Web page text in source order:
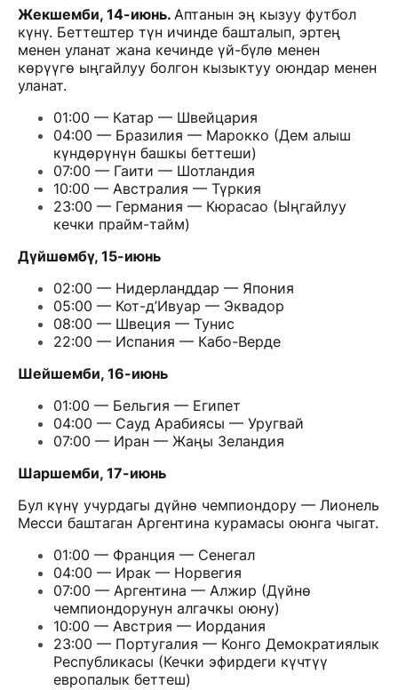
Жекшемби, 14-июнь. Аптанын эң кызуу футбол
күнү. Беттештер түн ичинде башталып, эртең
менен уланат жана кечинде үй-бүлө менен
көрүүгө ыңгайлуу болгон кызыктуу оюндар менен
уланат.
01:00 — Катар — Швейцария
04:00 — Бразилия — Марокко (Дем алыш
күндөрүнүн башкы беттеши)
07:00 — Гаити — Шотландия
10:00 — Австралия — Түркия
23:00 — Германия — Кюрасао (Ыңгайлуу
кечки прайм-тайм)
Дүйшөмбү, 15-июнь
02:00 — Нидерланддар — Япония
05:00 — Кот-д’Ивуар — Эквадор
08:00 — Швеция — Тунис
22:00 — Испания — Кабо-Верде
Шейшемби, 16-июнь
01:00 — Бельгия — Египет
04:00 — Сауд Арабиясы — Уругвай
07:00 — Иран — Жаңы Зеландия
Шаршемби, 17-июнь
Бул күнү учурдагы дүйнө чемпиондору — Лионель
Месси баштаган Аргентина курамасы оюнга чыгат.
01:00 — Франция — Сенегал
04:00 — Ирак — Норвегия
07:00 — Аргентина — Алжир (Дүйнө
чемпиондорунун алгачкы оюну)
10:00 — Австрия — Иордания
23:00 — Португалия — Конго Демократиялык
Республикасы (Кечки эфирдеги күчтүү
европалык беттеш)